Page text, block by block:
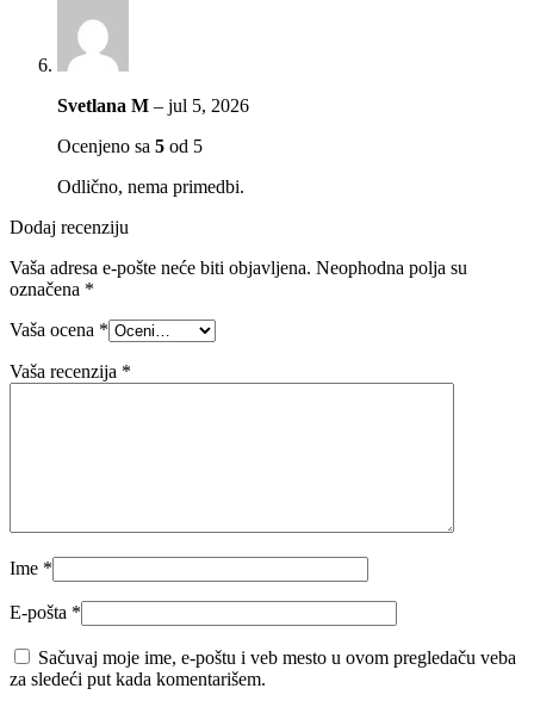
Svetlana M – jul 5, 2026
Ocenjeno sa 5 od 5
Odlično, nema primedbi.
Dodaj recenziju
Vaša adresa e-pošte neće biti objavljena. Neophodna polja su
označena *
Vaša ocena *
Vaša recenzija *
Ime *
E-pošta *
Sačuvaj moje ime, e-poštu i veb mesto u ovom pregledaču veba
za sledeći put kada komentarišem.